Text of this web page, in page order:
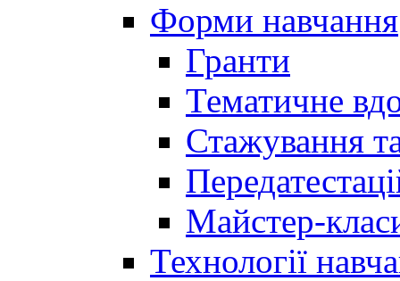
Форми навчання
Гранти
Тематичне
Стажування
Майстер-
Технології